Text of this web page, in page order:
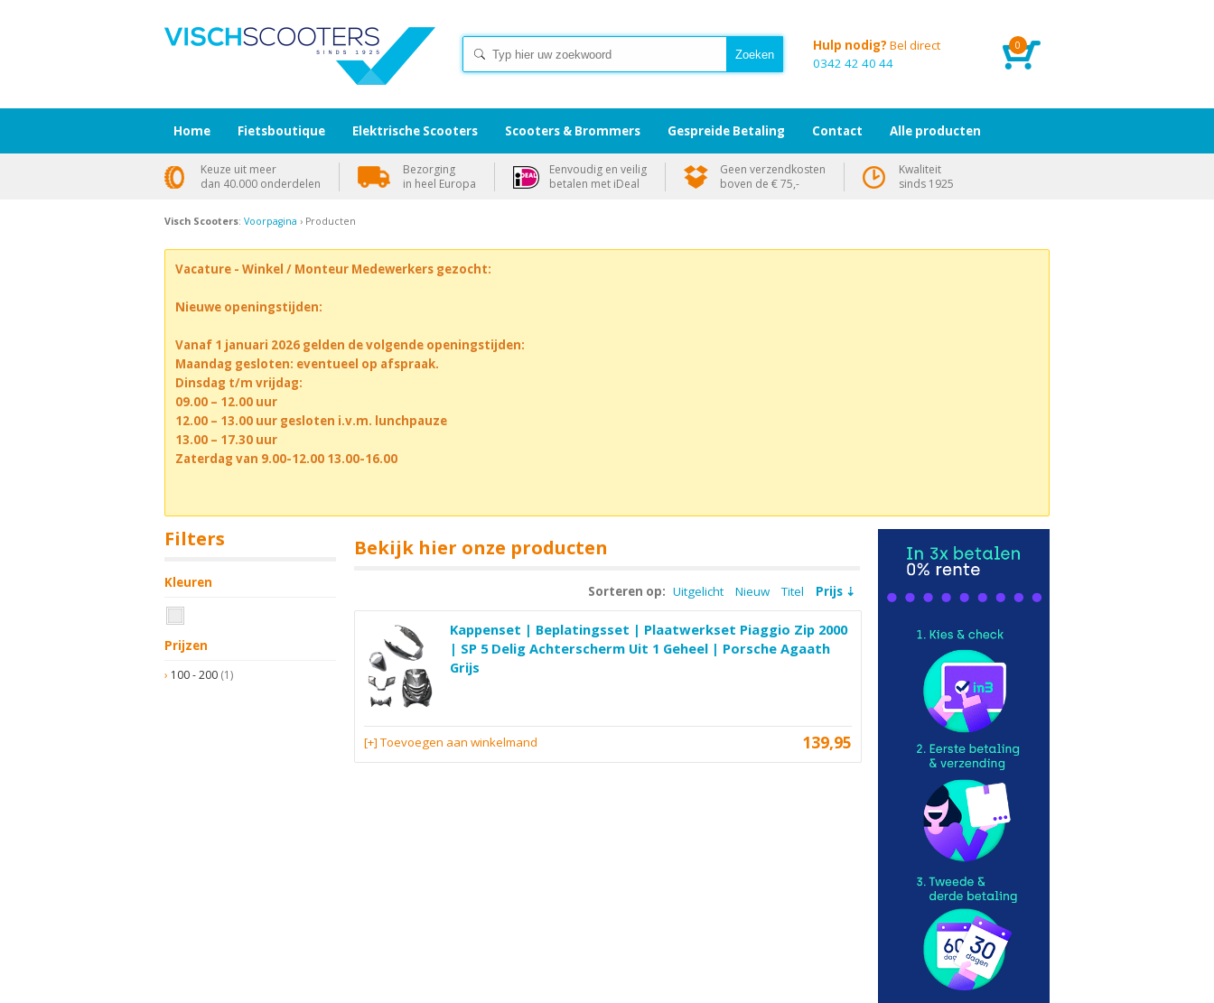
0
Hulp nodig? Bel direct
0342 42 40 44
Visch Scooters: Voorpagina › Producten
Vacature - Winkel / Monteur Medewerkers gezocht:
Nieuwe openingstijden:
Vanaf 1 januari 2026 gelden de volgende openingstijden:
Maandag gesloten: eventueel op afspraak.
Dinsdag t/m vrijdag:
09.00 – 12.00 uur
12.00 – 13.00 uur gesloten i.v.m. lunchpauze
13.00 – 17.30 uur
Zaterdag van 9.00-12.00 13.00-16.00
Filters
Kleuren
Prijzen
100 - 200 (1)
Bekijk hier onze producten
Sorteren op: Uitgelicht Nieuw Titel Prijs
Kappenset | Beplatingsset | Plaatwerkset Piaggio Zip 2000
| SP 5 Delig Achterscherm Uit 1 Geheel | Porsche Agaath
Grijs
139,95
[+] Toevoegen aan winkelmand
Home Fietsboutique Elektrische Scooters Scooters & Brommers Gespreide Betaling Contact Alle producten
Keuze uit meer
dan 40.000 onderdelen
Bezorging
in heel Europa
Eenvoudig en veilig
betalen met iDeal
Geen verzendkosten
boven de € 75,-
Kwaliteit
sinds 1925